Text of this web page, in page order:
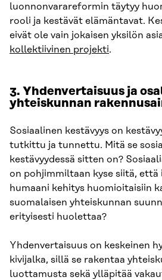
luonnonvarareformin täytyy
rooli ja kestävät elämäntavat.
eivät ole vain jokaisen yksilön
kollektiivinen projekti.
3. Yhdenvertaisuus ja
yhteiskunnan
Sosiaalinen kestävyys on
tutkittu ja tunnettu. Mitä se
kestävyydessä sitten on?
on pohjimmiltaan kyse siitä,
humaani kehitys huomioitaisiin
suomalaisen yhteiskunnan
erityisesti huolettaa?
Yhdenvertaisuus on keskeinen
kivijalka, sillä se rakentaa
luottamusta sekä ylläpitää